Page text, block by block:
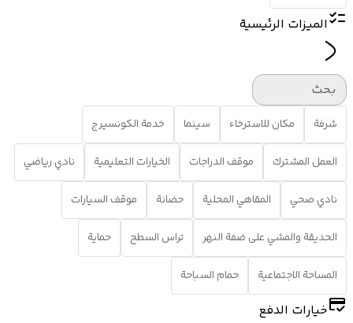
الميزات الرئيسية
بحث
شرفة مكان للاسترخاء سينما خدمة الكونسيرج
العمل المشترك موقف الدراجات الخيارات التعليمية نادي رياضي
نادي صحي المقاهي المحلية حضانة موقف السيارات
الحديقة والمشي على ضفة النهر تراس السطح حماية
المساحة الاجتماعية حمام السباحة
خيارات الدفع